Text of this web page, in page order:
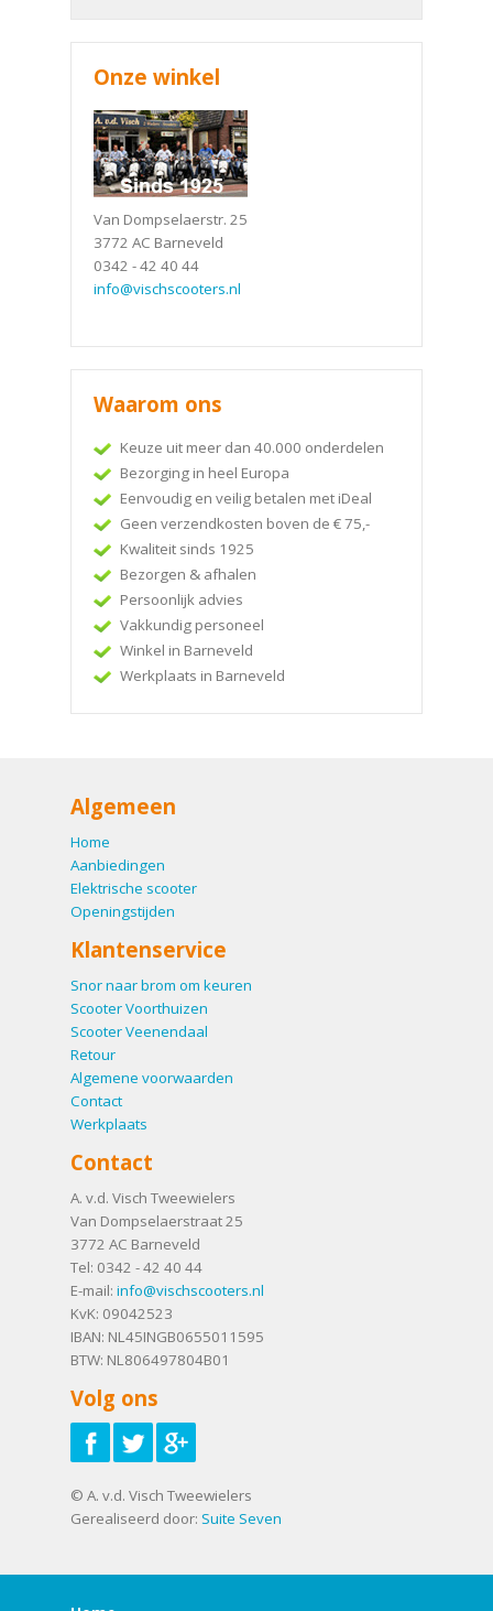
Onze winkel
Van Dompselaerstr. 25
3772 AC Barneveld
0342 - 42 40 44
info@vischscooters.nl
Waarom ons
Keuze uit meer dan 40.000 onderdelen
Bezorging in heel Europa
Eenvoudig en veilig betalen met iDeal
Geen verzendkosten boven de € 75,-
Kwaliteit sinds 1925
Bezorgen & afhalen
Persoonlijk advies
Vakkundig personeel
Winkel in Barneveld
Werkplaats in Barneveld
Algemeen
Home
Aanbiedingen
Elektrische scooter
Openingstijden
Klantenservice
Snor naar brom om keuren
Scooter Voorthuizen
Scooter Veenendaal
Retour
Algemene voorwaarden
Contact
Werkplaats
Contact
A. v.d. Visch Tweewielers
Van Dompselaerstraat 25
3772 AC Barneveld
Tel: 0342 - 42 40 44
E-mail: info@vischscooters.nl
KvK: 09042523
IBAN: NL45INGB0655011595
BTW: NL806497804B01
Volg ons
© A. v.d. Visch Tweewielers
Gerealiseerd door: Suite Seven